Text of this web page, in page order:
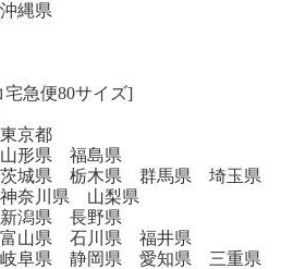
縄県
宅急便80サイズ]
京都
形県 福島県
城県 栃木県 群馬県 埼玉県
奈川県 山梨県
潟県 長野県
山県 石川県 福井県
阜県 静岡県 愛知県 三重県